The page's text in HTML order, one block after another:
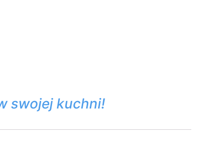
swojej kuchni!